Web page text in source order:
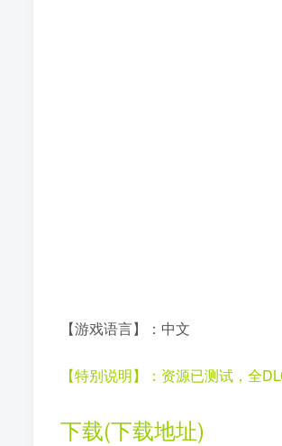
【游戏语言】：中文
【特别说明】：资源已测试，全
下载(下载地址)